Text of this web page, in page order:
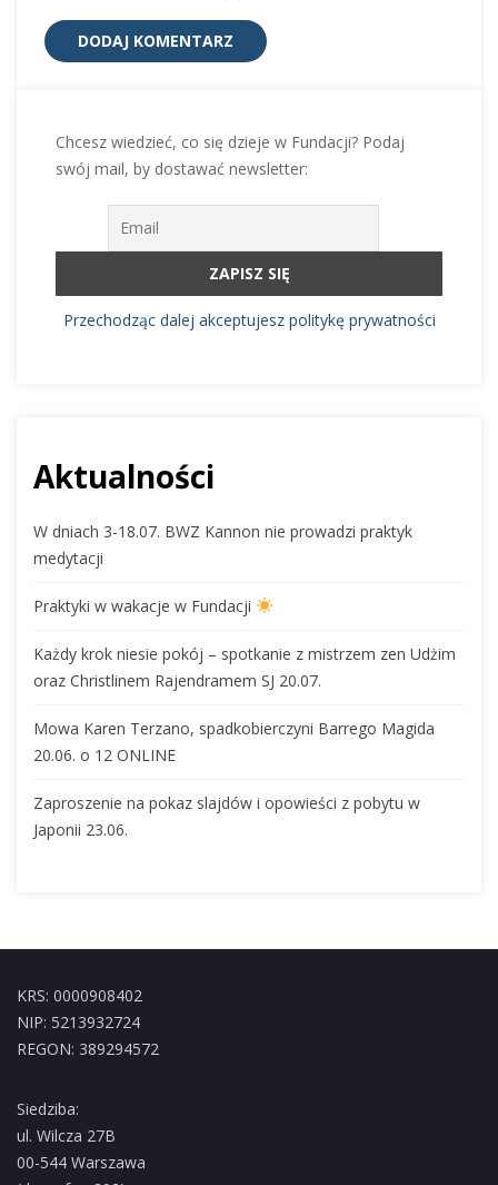
Chcesz wiedzieć, co się dzieje w Fundacji? Podaj
swój mail, by dostawać newsletter:
Przechodząc dalej akceptujesz politykę prywatności
Aktualności
W dniach 3-18.07. BWZ Kannon nie prowadzi praktyk
medytacji
Praktyki w wakacje w Fundacji
Każdy krok niesie pokój – spotkanie z mistrzem zen Udżim
oraz Christlinem Rajendramem SJ 20.07.
Mowa Karen Terzano, spadkobierczyni Barrego Magida
20.06. o 12 ONLINE
Zaproszenie na pokaz slajdów i opowieści z pobytu w
Japonii 23.06.
KRS: 0000908402
NIP: 5213932724
REGON: 389294572
Siedziba:
ul. Wilcza 27B
00-544 Warszawa